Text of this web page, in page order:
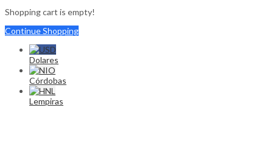
Shopping cart is empty!
Continue Shopping
Dolares
Córdobas
Lempiras